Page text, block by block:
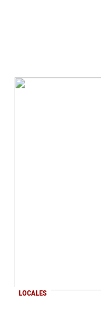
LOCALES